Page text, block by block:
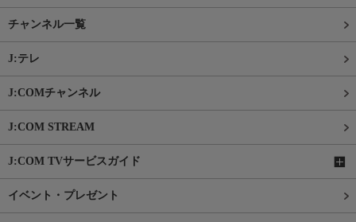
チャンネル一覧
J:テレ
J:COMチャンネル
J:COM STREAM
J:COM TVサービスガイド
イベント・プレゼント